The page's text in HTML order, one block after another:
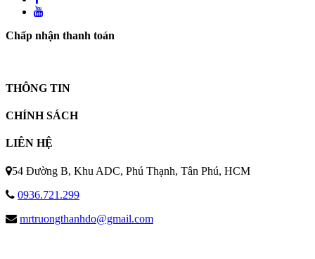
Chấp nhận thanh toán
THÔNG TIN
CHÍNH SÁCH
LIÊN HỆ
54 Đường B, Khu ADC, Phú Thạnh, Tân Phú, HCM
0936.721.299
mrtruongthanhdo@gmail.com